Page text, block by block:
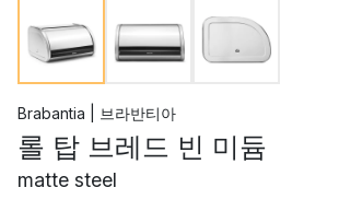
Brabantia | 브라반티아
롤 탑 브레드 빈 미듐
matte steel